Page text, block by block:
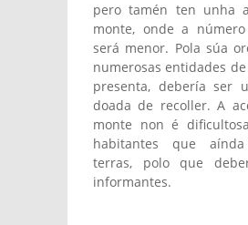
pero tamén ten unha
monte, onde a
será menor. Pola súa
numerosas entidades
presenta, debería ser
doada de recoller. A
monte non é
habitantes que
terras, polo que
informantes.